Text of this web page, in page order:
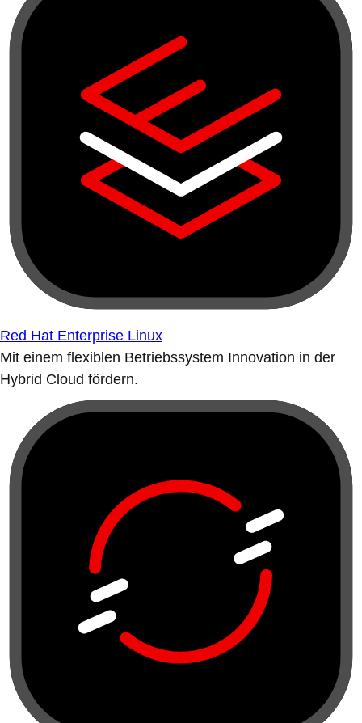
Red Hat Enterprise Linux
Mit einem flexiblen Betriebssystem Innovation in der
Hybrid Cloud fördern.